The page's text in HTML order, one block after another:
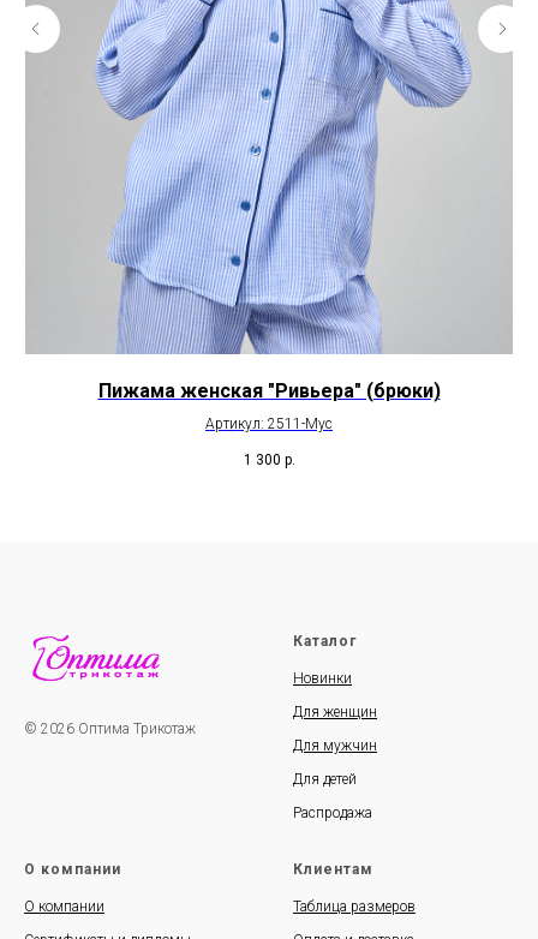
Пижама женская "Ривьера" (брюки)
Артикул: 2511-Мус
1 300 р.
© 2026 Оптима Трикотаж
Каталог
Новинки
Для женщин
Для мужчин
Для детей
Распродажа
О компании
О компании
Клиентам
Таблица размеров